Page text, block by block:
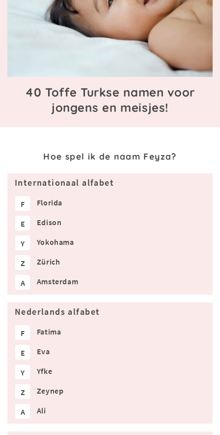
40 Toffe Turkse namen voor
jongens en meisjes!
Hoe spel ik de naam Feyza?
Internationaal alfabet
F Florida
E Edison
Y Yokohama
Z Zürich
A Amsterdam
Nederlands alfabet
F Fatima
E Eva
Y Yfke
Z Zeynep
A Ali